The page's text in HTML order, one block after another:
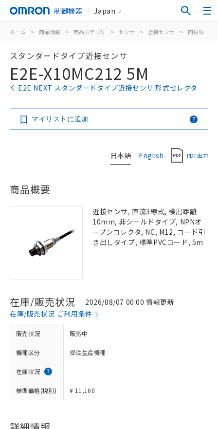
制御機器 Japan
ホーム > 商品情報 > 商品カテゴリ > センサ > 近接センサ > 円柱型
スタンダードタイプ近接センサ
E2E-X10MC212 5M
E2E NEXT スタンダードタイプ近接センサ 形式セレクタ
マイリストに追加
日本語 English PDF出力
商品概要
近接センサ, 直流3線式, 検出距離
10mm, 非シールドタイプ, NPNオ
ープンコレクタ, NC, M12, コード引
き出しタイプ, 標準PVCコード, 5m
在庫/販売状況
2026/08/07 00:00 情報更新
在庫/販売状況 ご利用条件
販売状況 販売中
機種区分 受注生産機種
在庫状況
標準価格(税別) ¥ 11,100